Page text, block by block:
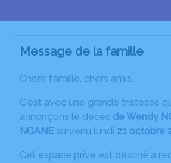
Message de la famille
Chère famille, chers amis,
C'est avec une grande tristesse
annonçons le décès de Wendy
NGANE survenu lundi 21 octobre
Cet espace privé est destiné à